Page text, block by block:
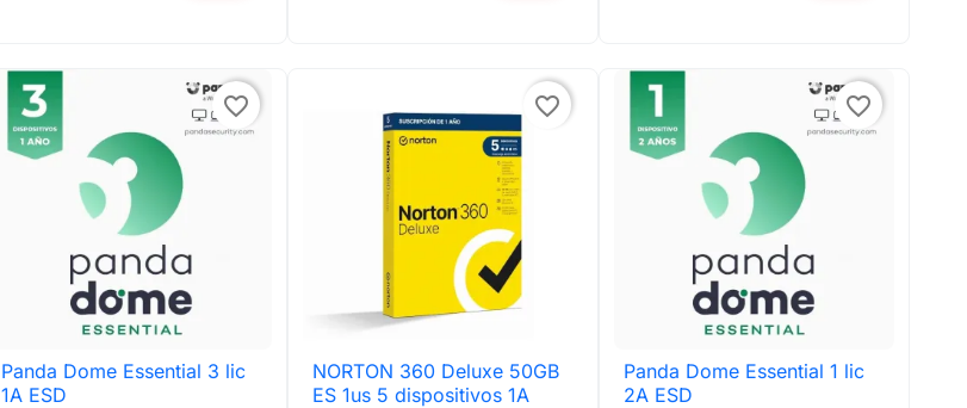
favorite_border
 Vista rápida
Panda Dome Essential 3 lic
1A ESD
favorite_border
 Vista rápida
NORTON 360 Deluxe 50GB
ES 1us 5 dispositivos 1A
favorite_border
 Vista rápida
Panda Dome Essential 1 lic
2A ESD